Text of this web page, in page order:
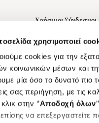
χρησιμοποιεί
cookies για την
κοινωνικών μέσων και
μία όσο το δυνατό πιο
σας περιήγηση, με τις
στην ‘’Αποδοχή όλων
να επεξεργαστείτε
Χρήσιμοι Σύνδεσμοι
Σχετικά με εμάς
Θέσεις Εργασίας
Οδηγίες για τις
Οδηγίες Χρήσης
Νόμος Ενιαίας
Cookies